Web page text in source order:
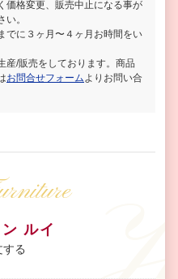
格変更、販売中止になる事が
。
に３ヶ月〜４ヶ月お時間をい
/販売をしております。商品
お問合せフォーム よりお問い合
ルイ
る